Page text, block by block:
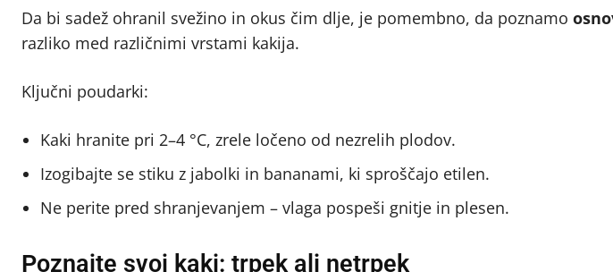
Da bi sadež ohranil svežino in okus čim dlje, je pomembno, da poznamo
razliko med različnimi vrstami kakija.
Ključni poudarki:
Kaki hranite pri 2–4 °C, zrele ločeno od nezrelih plodov.
Izogibajte se stiku z jabolki in bananami, ki sproščajo etilen.
Ne perite pred shranjevanjem – vlaga pospeši gnitje in plesen.
Poznajte svoj kaki: trpek ali netrpek